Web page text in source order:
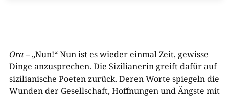
Ora– „Nun!“ Nun ist es wieder einmal Zeit, gewisse
Dinge anzusprechen. Die Sizilianerin greift dafür auf
sizilianische Poeten zurück. Deren Worte spiegeln die
Wunden der Gesellschaft, Hoffnungen und Ängste mit